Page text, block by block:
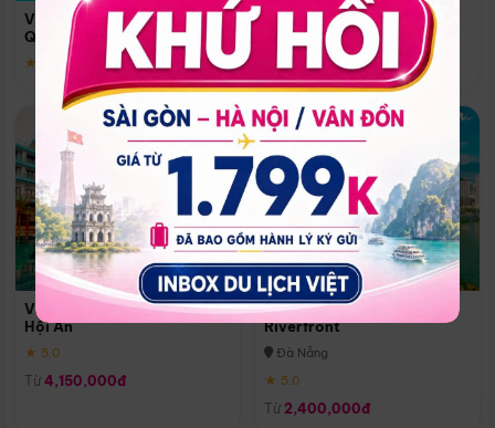
Vinpearl Resort & Spa Phu
Quoc
★ 5.0
Quoc
Phú Quốc
★ 5.0
Vinpearl Resort & Golf Nam
Hội An
★ 5.0
Từ 4,150,000đ
Melia Vinpearl Danang
Riverfront
Đà Nẵng
★ 5.0
Từ 2,400,000đ